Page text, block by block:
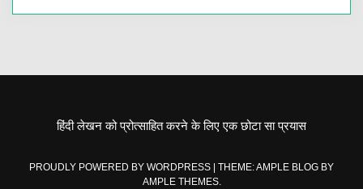
हिंदी लेखन को प्रोत्साहित करने के लिए एक छोटा सा प्रयास
PROUDLY POWERED BY WORDPRESS
THEME: AMPLE BLOG BY
AMPLE THEMES.